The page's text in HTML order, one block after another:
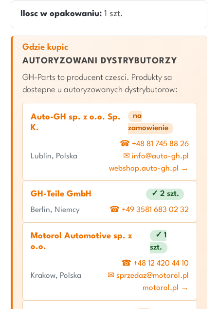
Ilosc w opakowaniu: 1 szt.
Gdzie kupic
AUTORYZOWANI DYSTRYBUTORZY
GH-Parts to producent czesci. Produkty sa
dostepne u autoryzowanych dystrybutorow:
Auto-GH sp. z o.o. Sp.
K.
na
zamowienie
Lublin, Polska
☎ +48 81 745 88 26
✉ info@auto-gh.pl
webshop.auto-gh.pl →
GH-Teile GmbH ✓ 2 szt.
Berlin, Niemcy ☎ +49 3581 683 02 32
Motorol Automotive sp. z
o.o.
✓ 1
szt.
Krakow, Polska
☎ +48 12 420 44 10
✉ sprzedaz@motorol.pl
motorol.pl →